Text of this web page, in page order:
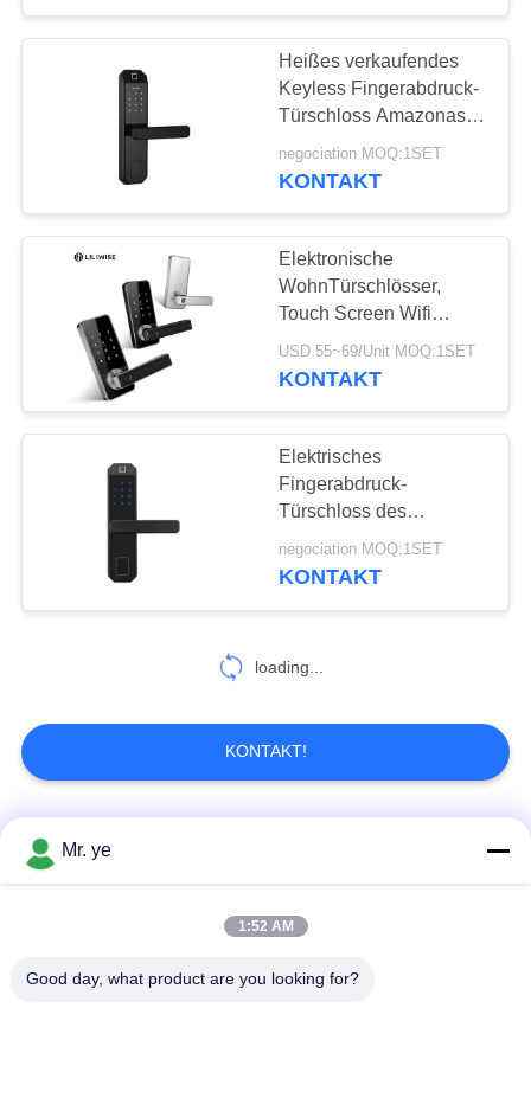
Code Türschloss
19
27
Hotel Türschlösser
78
Wohnungs-
Türschlösser
Heißes verkaufendes
Keyless Fingerabdruck-
Türschloss Amazonas
für verschiedene
Gelegenheiten
negociation MOQ:1SET
KONTAKT
Elektronische
WohnTürschlösser,
Touch Screen Wifi
Digital sicherer
Fingerabdruck-Klinken-
USD 55~69/Unit MOQ:1SET
KONTAKT
Elektrisches
Fingerabdruck-
Türschloss des
drahtlosen Netzwerks für
Wohnungs-2-jährige
negociation MOQ:1SET
KONTAKT
loading...
KONTAKT!
Beliebte Kategorien Alle
Fingerprint
Mr. ye
1:52 AM
Good day, what product are you looking for?